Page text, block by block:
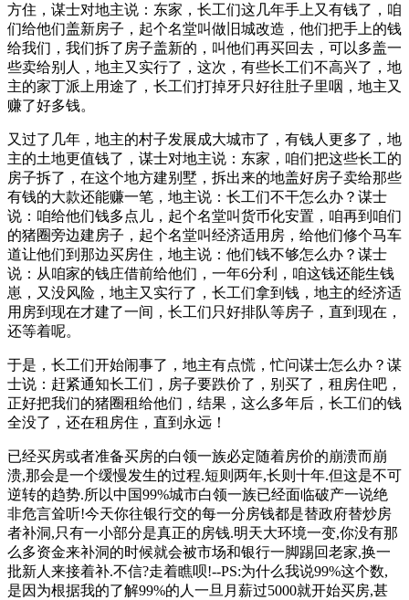
方住，谋士对地主说：东家，长工们这几年手上又有钱了，咱
们给他们盖新房子，起个名堂叫做旧城改造，他们把手上的钱
给我们，我们拆了房子盖新的，叫他们再买回去，可以多盖一
些卖给别人，地主又实行了，这次，有些长工们不高兴了，地
主的家丁派上用途了，长工们打掉牙只好往肚子里咽，地主又
赚了好多钱。
又过了几年，地主的村子发展成大城市了，有钱人更多了，地
主的土地更值钱了，谋士对地主说：东家，咱们把这些长工的
房子拆了，在这个地方建别墅，拆出来的地盖好房子卖给那些
有钱的大款还能赚一笔，地主说：长工们不干怎么办？谋士
说：咱给他们钱多点儿，起个名堂叫货币化安置，咱再到咱们
的猪圈旁边建房子，起个名堂叫经济适用房，给他们修个马车
道让他们到那边买房住，地主说：他们钱不够怎么办？谋士
说：从咱家的钱庄借前给他们，一年6分利，咱这钱还能生钱
崽，又没风险，地主又实行了，长工们拿到钱，地主的经济适
用房到现在才建了一间，长工们只好排队等房子，直到现在，
还等着呢。
于是，长工们开始闹事了，地主有点慌，忙问谋士怎么办？谋
士说：赶紧通知长工们，房子要跌价了，别买了，租房住吧，
正好把我们的猪圈租给他们，结果，这么多年后，长工们的钱
全没了，还在租房住，直到永远！
已经买房或者准备买房的白领一族必定随着房价的崩溃而崩
溃,那会是一个缓慢发生的过程.短则两年,长则十年.但这是不可
逆转的趋势.所以中国99%城市白领一族已经面临破产一说绝
非危言耸听!今天你往银行交的每一分房钱都是替政府替炒房
者补洞,只有一小部分是真正的房钱.明天大环境一变,你没有那
么多资金来补洞的时候就会被市场和银行一脚踢回老家,换一
批新人来接着补.不信?走着瞧呗!--PS:为什么我说99%这个数,
是因为根据我的了解99%的人一旦月薪过5000就开始买房,甚